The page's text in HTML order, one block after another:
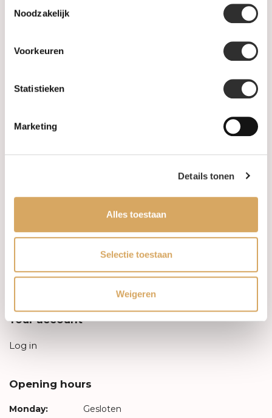
Noodzakelijk
Voorkeuren
Statistieken
Marketing
Details tonen
Alles toestaan
Selectie toestaan
Weigeren
Maatwerk
Leveringsvoorwaarden
Privacy Policy
Your account
Log in
Opening hours
Monday: Gesloten